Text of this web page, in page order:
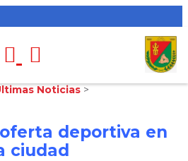
Noticias >
deportiva en
ciudad